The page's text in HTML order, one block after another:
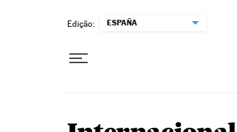
Edição: ESPAÑA